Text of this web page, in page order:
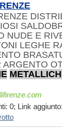
NUDE E
LEGHE
ARGENTO
0; Link